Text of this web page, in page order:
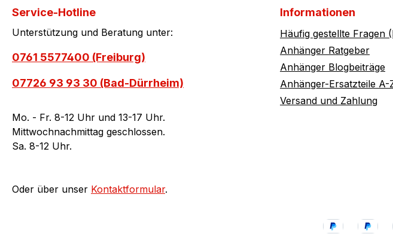
Service-Hotline
Unterstützung und Beratung unter:
0761 5577400 (Freiburg)
07726 93 93 30 (Bad-Dürrheim)
Mo. - Fr. 8-12 Uhr und 13-17 Uhr.
Mittwochnachmittag geschlossen.
Sa. 8-12 Uhr.
Oder über unser Kontaktformular.
Informationen
Häufig gestellte Fragen
Anhänger Ratgeber
Anhänger Blogbeiträge
Anhänger-Ersatzteile A-
Versand und Zahlung